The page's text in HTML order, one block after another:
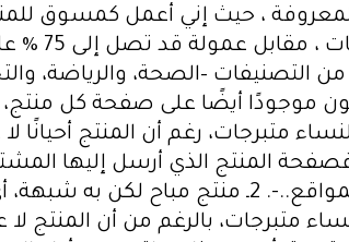
، حيث إني أعمل كمسوق
منتج
التصنيفات –الصحة، والرياضة،
يكون موجودًا أيضًا على صفحة كل
متبرجات، رغم أن المنتج أحيانًا
فصفحة المنتج الذي أرسل
الرياضات، أو بيع برنامج لتحسين أداء